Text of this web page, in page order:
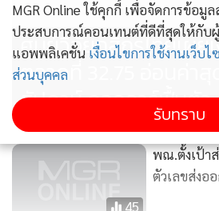
ศูนย์วิจัยกสิกรไทยเผย
ตลาดที่ 32.75 อ่อนค่าสุด
สัปดาห์ ดอลลาร์ฟื้นตัว
45
พณ.ตั้งเป้า
ตัวเลขส่งอ
MGR Online ใช้คุกกี้ เพื่อจัดการข้อมู
ประสบการณ์คอนเทนต์ที่ดีที่สุดให้กับ
แอพพลิเคชั่น เงื่อนไขการใช้งานเว็บไ
ส่วนบุคคล
รับทราบ